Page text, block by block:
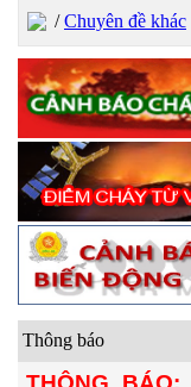
/Chuyên đề khác
Thông báo